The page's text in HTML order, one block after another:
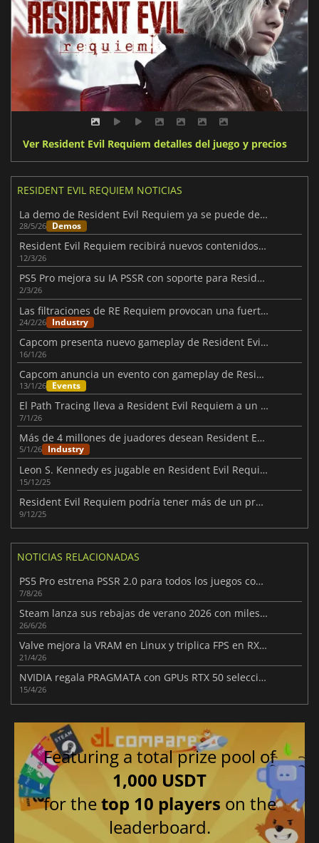
Ver Resident Evil Requiem detalles del juego y precios
RESIDENT EVIL REQUIEM NOTICIAS
La demo de Resident Evil Requiem ya se puede descargar gratis
28/5/26 Demos
Resident Evil Requiem recibirá nuevos contenidos tras su lanzamiento
12/3/26
PS5 Pro mejora su IA PSSR con soporte para Resident Evil
2/3/26
Las filtraciones de RE Requiem provocan una fuerte reacción de Kamiya
24/2/26 Industry
Capcom presenta nuevo gameplay de Resident Evil Requiem
16/1/26
Capcom anuncia un evento con gameplay de Resident Evil Requiem
13/1/26 Events
El Path Tracing lleva a Resident Evil Requiem a un nivel superior
7/1/26
Más de 4 millones de juadores desean Resident Evil Requiem en Steam
5/1/26 Industry
Leon S. Kennedy es jugable en Resident Evil Requiem
15/12/25
Resident Evil Requiem podría tener más de un protagonista
9/12/25
NOTICIAS RELACIONADAS
PS5 Pro estrena PSSR 2.0 para todos los juegos compatibles
7/8/26
Steam lanza sus rebajas de verano 2026 con miles de ofertas
26/6/26
Valve mejora la VRAM en Linux y triplica FPS en RX 6500 XT
21/4/26
NVIDIA regala PRAGMATA con GPUs RTX 50 seleccionadas
15/4/26
Featuring a total prize pool of
1,000 USDT
for thetop 10 players on the
leaderboard.